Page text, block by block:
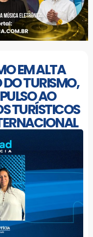
EM ALTA
TURISMO,
AO
TURÍSTICOS